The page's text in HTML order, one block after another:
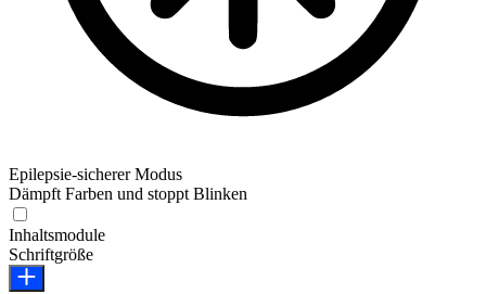
Epilepsie-sicherer Modus
Dämpft Farben und stoppt Blinken
Inhaltsmodule
Schriftgröße